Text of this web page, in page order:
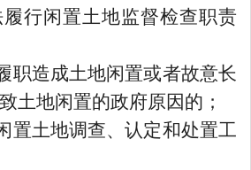
行闲置土地监督检查职责
职造成土地闲置或者故意长
土地闲置的政府原因的 ；
置土地调查、认定和处置工